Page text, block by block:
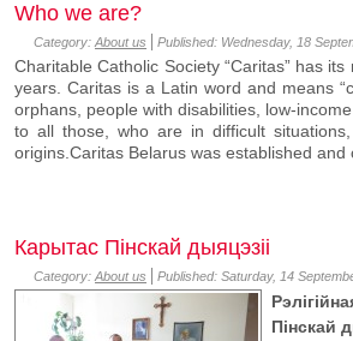
Who we are?
Category: About us Published: Wednesday, 18
Charitable Catholic Society “Caritas” has
years. Caritas is a Latin word and means
orphans, people with disabilities, low-
to all those, who are in difficult
origins.Caritas Belarus was established and
Карытас Пінскай дыяцэзіі
Category: About us Published: Saturday, 14
Пінскай